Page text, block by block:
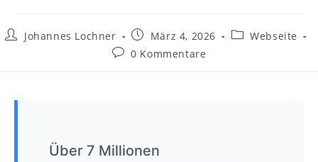
Johannes Lochner März 4, 2026
Webseite
0 Kommentare
Über 7 Millionen